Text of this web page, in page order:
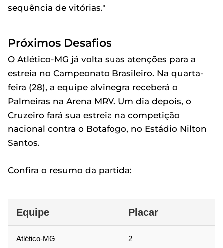
sequência de vitórias."
Próximos Desafios
O Atlético-MG já volta suas atenções para a
estreia no Campeonato Brasileiro. Na quarta-
feira (28), a equipe alvinegra receberá o
Palmeiras na Arena MRV. Um dia depois, o
Cruzeiro fará sua estreia na competição
nacional contra o Botafogo, no Estádio Nilton
Santos.
Confira o resumo da partida:
Equipe Placar
Atlético-MG 2